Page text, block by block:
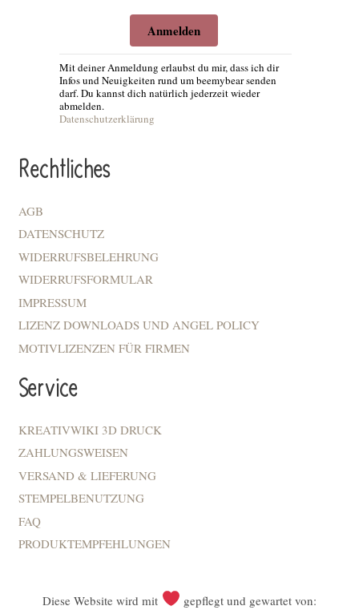
Anmelden
Mit deiner Anmeldung erlaubst du mir, dass ich dir
Infos und Neuigkeiten rund um beemybear senden
darf. Du kannst dich natürlich jederzeit wieder
abmelden.
Datenschutzerklärung
Rechtliches
AGB
DATENSCHUTZ
WIDERRUFSBELEHRUNG
WIDERRUFSFORMULAR
IMPRESSUM
LIZENZ DOWNLOADS UND ANGEL POLICY
MOTIVLIZENZEN FÜR FIRMEN
Service
KREATIVWIKI 3D DRUCK
ZAHLUNGSWEISEN
VERSAND & LIEFERUNG
STEMPELBENUTZUNG
FAQ
PRODUKTEMPFEHLUNGEN
Diese Website wird mit gepflegt und gewartet von: